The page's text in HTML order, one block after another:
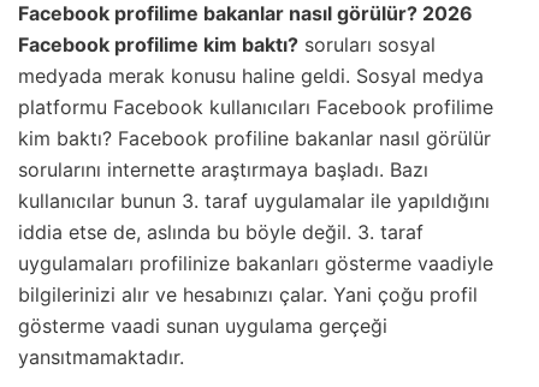
Facebook profilime bakanlar nasıl görülür? 2026
Facebook profilime kim baktı? soruları sosyal
medyada merak konusu haline geldi. Sosyal medya
platformu Facebook kullanıcıları Facebook profilime
kim baktı? Facebook profiline bakanlar nasıl görülür
sorularını internette araştırmaya başladı. Bazı
kullanıcılar bunun 3. taraf uygulamalar ile yapıldığını
iddia etse de, aslında bu böyle değil. 3. taraf
uygulamaları profilinize bakanları gösterme vaadiyle
bilgilerinizi alır ve hesabınızı çalar. Yani çoğu profil
gösterme vaadi sunan uygulama gerçeği
yansıtmamaktadır.